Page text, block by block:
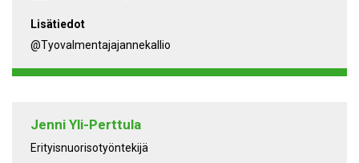
Lisätiedot
@tyovalmentajajannekallio
Jenni Yli-Perttula
Erityisnuorisotyöntekijä